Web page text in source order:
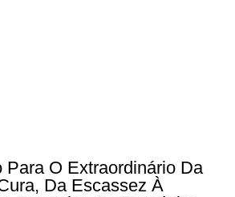
Para O Extraordinário Da
Da Escassez À